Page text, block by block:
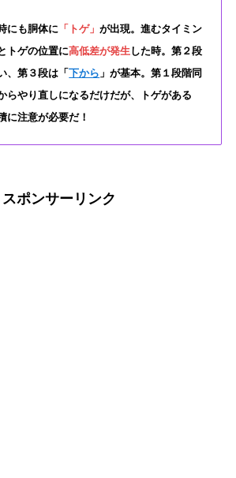
にも胴体に 「トゲ」が出現。進むタイミン
トゲの位置に高低差が発生 した時。第２段
、第３段は「下から 」が基本。第１段階同
らやり直しになるだけだが、トゲがある
に注意が必要だ！
スポンサーリンク